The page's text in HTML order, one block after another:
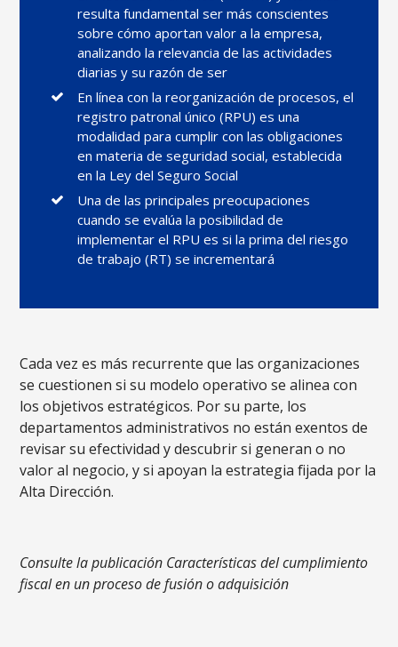
resulta fundamental ser más conscientes
sobre cómo aportan valor a la empresa,
analizando la relevancia de las actividades
diarias y su razón de ser
En línea con la reorganización de procesos, el
registro patronal único (RPU) es una
modalidad para cumplir con las obligaciones
en materia de seguridad social, establecida
en la Ley del Seguro Social
Una de las principales preocupaciones
cuando se evalúa la posibilidad de
implementar el RPU es si la prima del riesgo
de trabajo (RT) se incrementará
Cada vez es más recurrente que las organizaciones
se cuestionen si su modelo operativo se alinea con
los objetivos estratégicos. Por su parte, los
departamentos administrativos no están exentos de
revisar su efectividad y descubrir si generan o no
valor al negocio, y si apoyan la estrategia fijada por la
Alta Dirección.
Consulte la publicación Características del cumplimiento
fiscal en un proceso de fusión o adquisición